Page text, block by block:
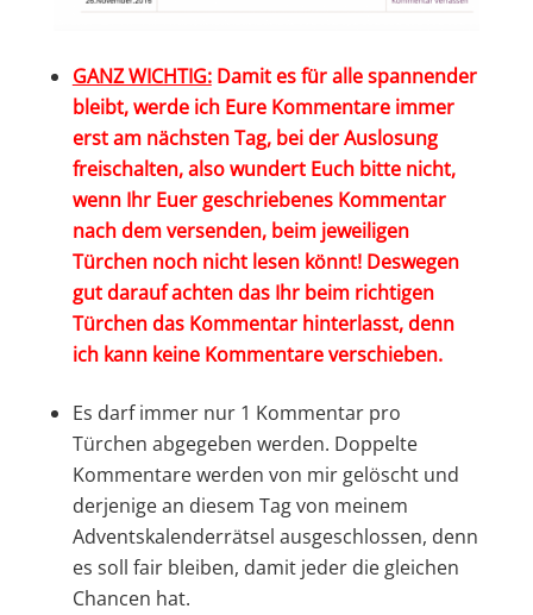
GANZ WICHTIG:Damit es für alle spannender
bleibt, werde ich Eure Kommentare immer
erst am nächsten Tag, bei der Auslosung
freischalten, also wundert Euch bitte nicht,
wenn Ihr Euer geschriebenes Kommentar
nach dem versenden, beim jeweiligen
Türchen noch nicht lesen könnt! Deswegen
gut darauf achten das Ihr beim richtigen
Türchen das Kommentar hinterlasst, denn
ich kann keine Kommentare verschieben.
Es darf immer nur 1 Kommentar pro
Türchen abgegeben werden. Doppelte
Kommentare werden von mir gelöscht und
derjenige an diesem Tag von meinem
Adventskalenderrätsel ausgeschlossen, denn
es soll fair bleiben, damit jeder die gleichen
Chancen hat.